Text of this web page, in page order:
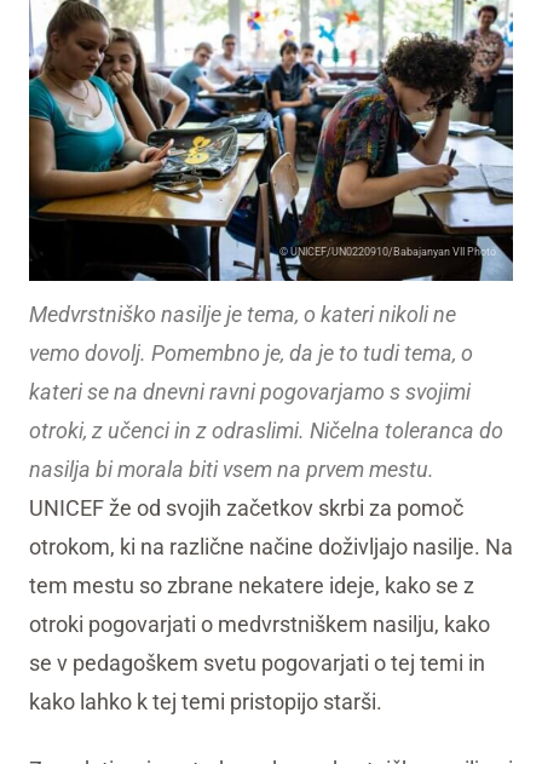
© UNICEF/UN0220910/Babajanyan VII Photo
Medvrstniško nasilje je tema, o kateri nikoli ne
vemo dovolj. Pomembno je, da je to tudi tema, o
kateri se na dnevni ravni pogovarjamo s svojimi
otroki, z učenci in z odraslimi. Ničelna toleranca do
nasilja bi morala biti vsem na prvem mestu.
UNICEF že od svojih začetkov skrbi za pomoč
otrokom, ki na različne načine doživljajo nasilje. Na
tem mestu so zbrane nekatere ideje, kako se z
otroki pogovarjati o medvrstniškem nasilju, kako
se v pedagoškem svetu pogovarjati o tej temi in
kako lahko k tej temi pristopijo starši.